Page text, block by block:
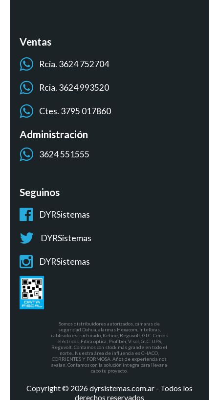
Ventas
Rcia. 3624 752704
Rcia. 3624 993520
Ctes. 3795 017860
Administración
3624 551555
Seguinos
DYRSistemas
DYRSistemas
DYRSistemas
Somos distribuidores autorizados, cámaras de
seguridad Dahua, alarmas Hexacom, Intelbras,
cableado estructurado, Keline, Reguvolt, GLC. Cercos
eléctricos. Fibra optica, Profiber, V-sol, GLC. UPS,
Reguvolt. Contamos con stock más grande en todo el
norte.. Nuestra área de influencia es CHACO,
CORRIENTES Y FORMOSA. Años de experiencia nos
avalan. Contamos con la solución integra para llevar a
cabo tu proyecto.
Copyright © 2026 dyrsistemas.com.ar - Todos los
derechos reservados